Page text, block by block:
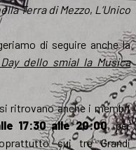
Terra di Mezzo, L’Unico
di seguire anche la
dello smial la Musica
si ritrovano anche i membri
17:30 alle 20:00, per
sui tre Grandi